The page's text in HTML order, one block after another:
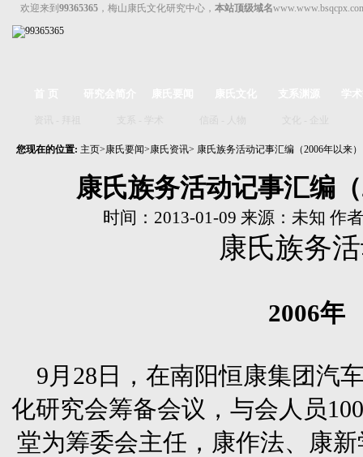
欢迎来到 99365365 ，梅山康氏文化研究中心， 本站顶级域名
您现在的位置: 主页>康氏要闻>康氏资讯> 康氏族务活动记事汇编（2006年以来）
康氏族务活动记事汇编
时间：2013-01-09 来源：未知 作
康氏族务
2006年
9月28日，在南阳恒康集团汽
化研究会筹备会议，与会人员
堂为筹委会主任，康作法、康